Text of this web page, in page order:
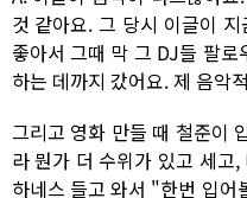
것 같아요. 그 당시 이글이
좋아서 그때 막 그 DJ들 팔
하는 데까지 갔어요. 제 음악
그리고 영화 만들 때 철준이
라 뭔가 더 수위가 있고 세고
하네스 들고 와서 "한번 입어